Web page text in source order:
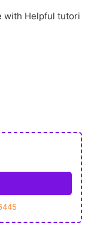
with Helpful tutori